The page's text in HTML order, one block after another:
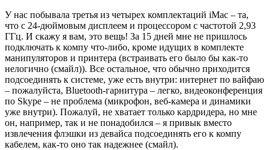
У нас побывала третья из четырех комплектаций iMac – та,
что с 24-дюймовым дисплеем и процессором с частотой 2,93
ГГц. И скажу я вам, это вещь! За 15 дней мне не пришлось
подключать к компу что-либо, кроме идущих в комплекте
манипуляторов и принтера (встраивать его было бы как-то
нелогично (смайл)). Все остальное, что обычно приходится
подсоединять к системе, уже есть внутри: интернет по вайфаю
– пожалуйста, Bluetooth-гарнитура – легко, видеоконференция
по Skype – не проблема (микрофон, веб-камера и динамики
уже внутри). Пожалуй, не хватает только кардридера, но мне
он, например, так и не понадобился – я привык вместо
извлечения флэшки из девайса подсоединять его к компу
кабелем, как-то оно так надежнее (смайл).